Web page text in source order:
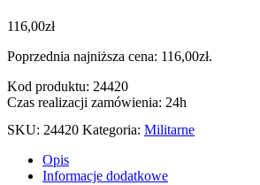
116,00zł
Poprzednia najniższa cena: 116,00zł.
Kod produktu: 24420
Czas realizacji zamówienia: 24h
SKU: 24420 Kategoria: Militarne
Opis
Informacje dodatkowe